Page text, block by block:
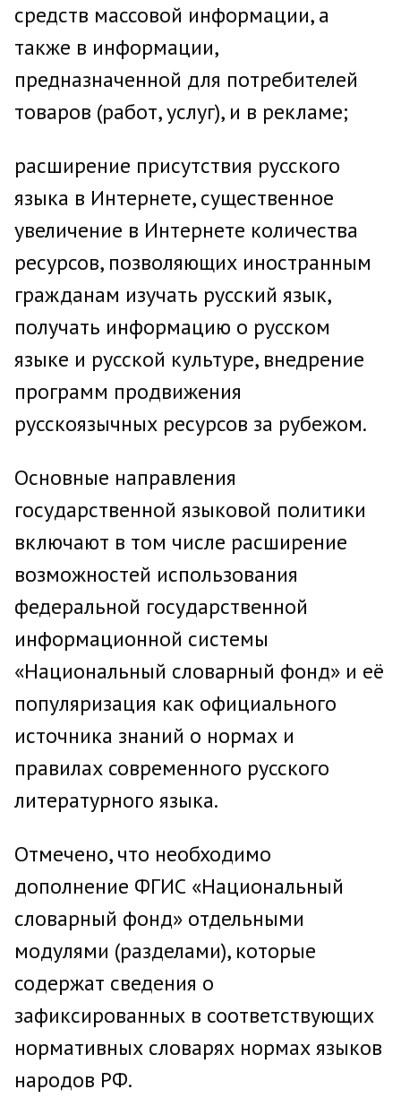
средств массовой информации, а
также в информации,
предназначенной для потребителей
товаров (работ, услуг), и в рекламе;
расширение присутствия русского
языка в Интернете, существенное
увеличение в Интернете количества
ресурсов, позволяющих иностранным
гражданам изучать русский язык,
получать информацию о русском
языке и русской культуре, внедрение
программ продвижения
русскоязычных ресурсов за рубежом.
Основные направления
государственной языковой политики
включают в том числе расширение
возможностей использования
федеральной государственной
информационной системы
«Национальный словарный фонд» и её
популяризация как официального
источника знаний о нормах и
правилах современного русского
литературного языка.
Отмечено, что необходимо
дополнение ФГИС «Национальный
словарный фонд» отдельными
модулями (разделами), которые
содержат сведения о
зафиксированных в соответствующих
нормативных словарях нормах языков
народов РФ.